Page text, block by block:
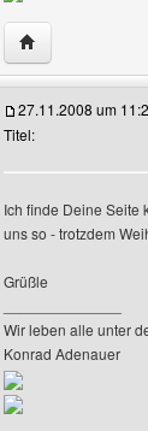
Website dieses
anzeigen
27.11.2008 um
Titel:
Ich finde Deine Seite
uns so - trotzdem
Grüßle
Wir leben alle unter
Konrad Adenauer